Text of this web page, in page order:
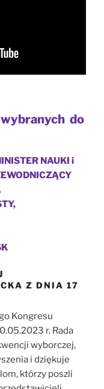
do
NAUKI i
Z DNIA 17
Kongresu
r. Rada
wyborczej,
i dziękuje
którzy poszli